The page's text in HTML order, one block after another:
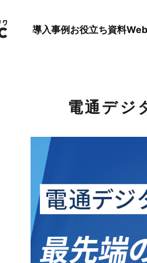
導入事例 お役立ち資料
電通デジ